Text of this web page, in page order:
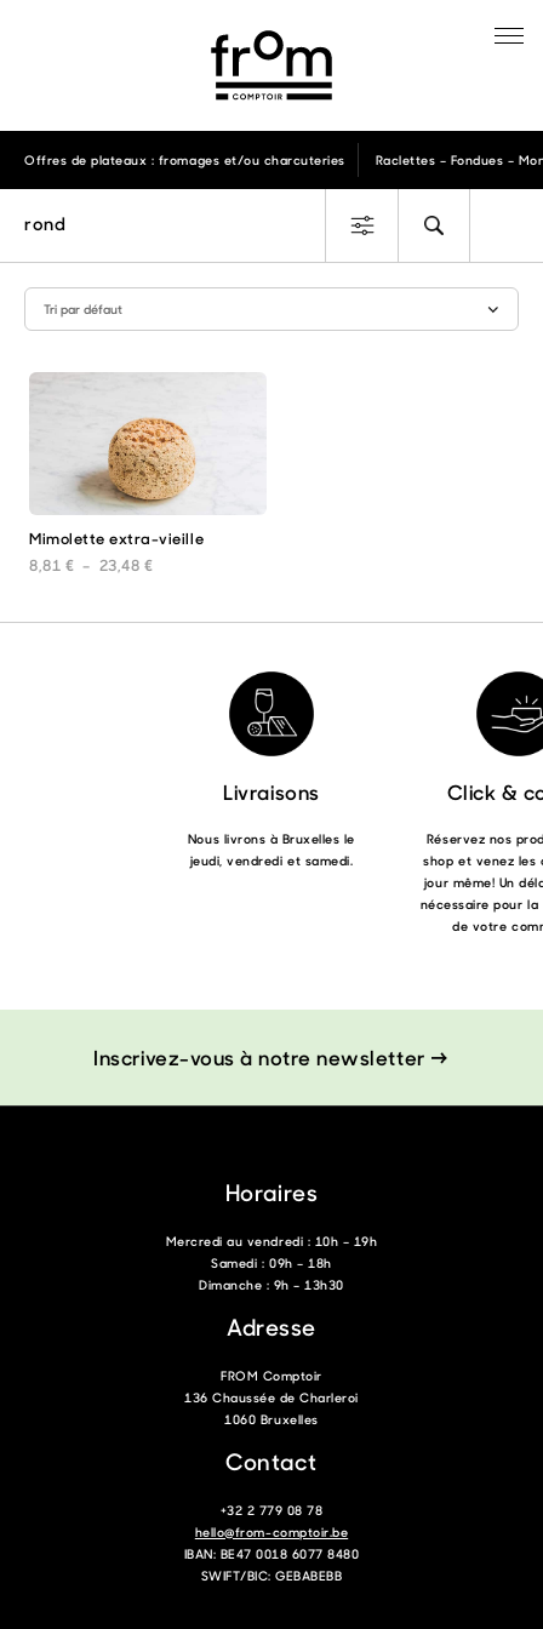
Offres de plateaux : fromages et/ou charcuteries Raclettes – Fondues –
rond
Mimolette extra-vieille
8,81 € – 23,48 €Plage de prix : 8,81 € à 23,48 €
variations.
peuvent
être
choisies
sur
page
produit
Livraisons
Nous livrons à Bruxelles le
jeudi, vendredi et samedi.
Click &
Réservez nos
shop et venez les
jour même! Un
nécessaire pour
de votre
Inscrivez-vous à notre newsletter →
Horaires
Mercredi au vendredi : 10h – 19h
Samedi : 09h – 18h
Dimanche : 9h – 13h30
Adresse
FROM Comptoir
136 Chaussée de Charleroi
1060 Bruxelles
Contact
+32 2 779 08 78
hello@from-comptoir.be
IBAN: BE47 0018 6077 8480
SWIFT/BIC: GEBABEBB